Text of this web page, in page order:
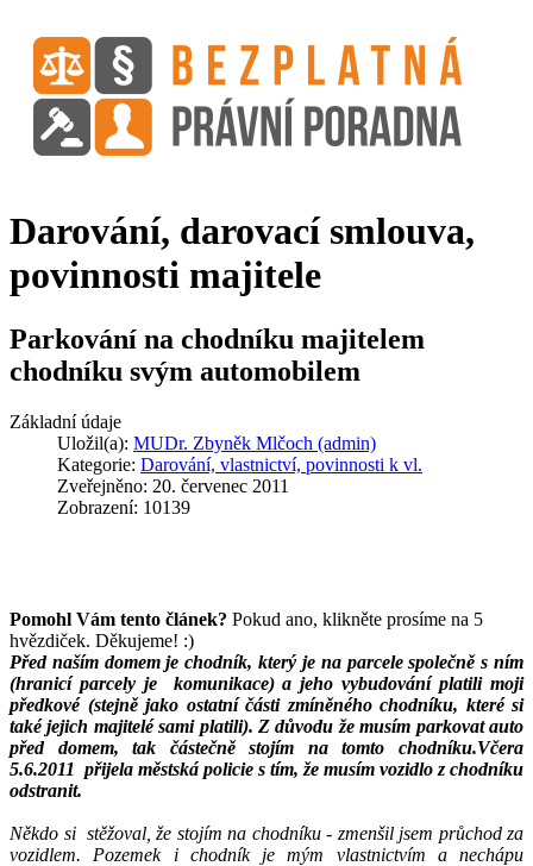
Darování, darovací smlouva,
povinnosti majitele
Parkování na chodníku majitelem
chodníku svým automobilem
Základní údaje
Uložil(a): MUDr. Zbyněk Mlčoch (admin)
Kategorie: Darování, vlastnictví, povinnosti k vl.
Zveřejněno: 20. červenec 2011
Zobrazení: 10139
Pomohl Vám tento článek? Pokud ano, klikněte prosíme na 5
hvězdiček. Děkujeme! :)
Před naším domem je chodník, který je na parcele společně s ním
(hranicí parcely je komunikace) a jeho vybudování platili moji
předkové (stejně jako ostatní části zmíněného chodníku, které si
také jejich majitelé sami platili). Z důvodu že musím parkovat auto
před domem, tak částečně stojím na tomto chodníku.Včera
5.6.2011 přijela městská policie s tím, že musím vozidlo z chodníku
odstranit.
Někdo si stěžoval, že stojím na chodníku - zmenšil jsem průchod za
vozidlem. Pozemek i chodník je mým vlastnictvím a nechápu